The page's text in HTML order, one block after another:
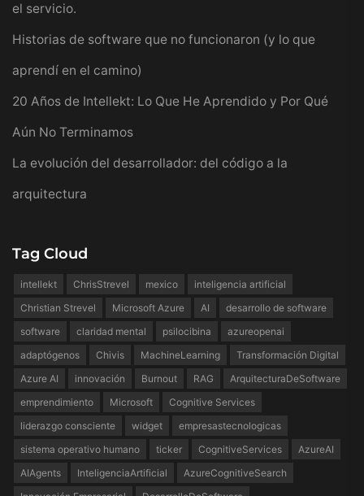
el servicio.
Historias de software que no funcionaron (y lo que
aprendí en el camino)
20 Años de Intellekt: Lo Que He Aprendido y Por Qué
Aún No Terminamos
La evolución del desarrollador: del código a la
arquitectura
Tag Cloud
intellekt ChrisStrevel mexico
inteligencia artificial
Christian Strevel
Microsoft Azure AI
desarrollo de software
software
claridad mental psilocibina
azureopenai
adaptógenos
Chivis MachineLearning
Transformación Digital
Azure AI
innovación Burnout RAG
ArquitecturaDeSoftware
emprendimiento
Microsoft
Cognitive Services
liderazgo consciente
widget
empresastecnologicas
sistema operativo humano
ticker CognitiveServices
AzureAI
AIAgents
InteligenciaArtificial
AzureCognitiveSearch